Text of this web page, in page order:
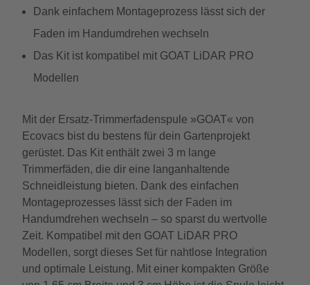
Dank einfachem Montageprozess lässt sich der
Faden im Handumdrehen wechseln
Das Kit ist kompatibel mit GOAT LiDAR PRO
Modellen
Mit der Ersatz-Trimmerfadenspule »GOAT« von
Ecovacs bist du bestens für dein Gartenprojekt
gerüstet. Das Kit enthält zwei 3 m lange
Trimmerfäden, die dir eine langanhaltende
Schneidleistung bieten. Dank des einfachen
Montageprozesses lässt sich der Faden im
Handumdrehen wechseln – so sparst du wertvolle
Zeit. Kompatibel mit den GOAT LiDAR PRO
Modellen, sorgt dieses Set für nahtlose Integration
und optimale Leistung. Mit einer kompakten Größe